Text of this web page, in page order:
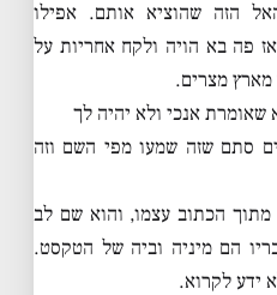
הזה שהוציא אותם. אפילו
פה בא הויה ולקח אחריות על
מארץ מצרים.
שאומרת אנכי ולא יהיה לך
סתם שזה שמעו מפי השם וזה
הכתוב עצמו, והוא שם לב
הם מיניה וביה של הטקסט.
ידע לקרוא.